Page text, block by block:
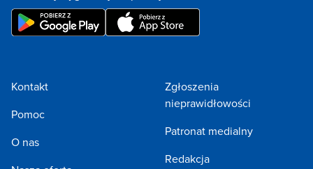
Kontakt
Pomoc
O nas
Zgłoszenia
nieprawidłowości
Patronat medialny
Redakcja